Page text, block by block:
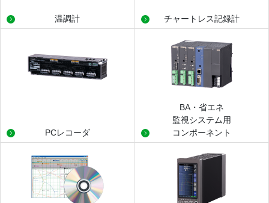
温調計 チャートレス記録計
PCレコーダ
BA・省エネ
監視システム用
コンポーネント